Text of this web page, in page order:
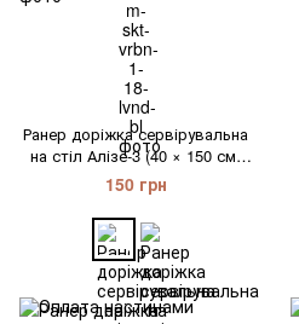
Ранер доріжка сервірувальна
на стіл Алізе-3 (40 × 150 см,
бавовна, курочка, зелений)
IMI
150 грн